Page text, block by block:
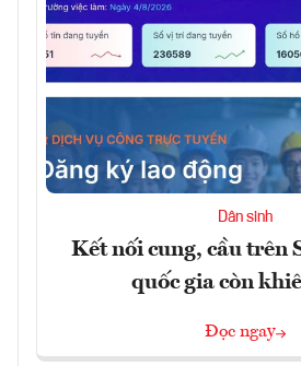
Dân sinh
Kết nối cung, cầu trên
quốc gia còn
Đọc ngay